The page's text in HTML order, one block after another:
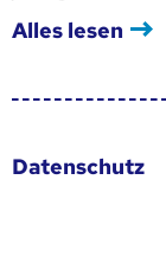
Alles lesen
Datenschutz